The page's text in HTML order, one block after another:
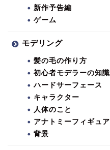
新作予告編
ゲーム
モデリング
髪の毛の作り方
初心者モデラーの知識
ハードサーフェース
キャラクター
人体のこと
アナトミーフィギュア
背景